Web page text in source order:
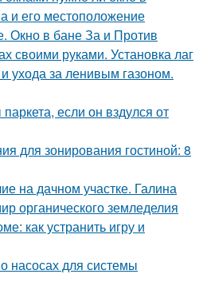
и его местоположение
Окно в бане За и Против
своими руками. Установка лаг
ухода за ленивым газоном.
если он вздулся от
для зонирования гостиной: 8
на дачном участке. Галина
органического земледелия
как устранить игру и
насосах для системы